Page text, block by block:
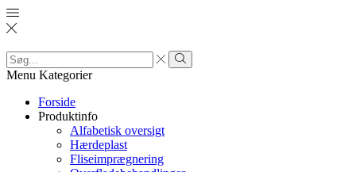
Search
input
Search
Menu Kategorier
Forside
Produktinfo
Alfabetisk oversigt
Hærdeplast
Fliseimprægnering